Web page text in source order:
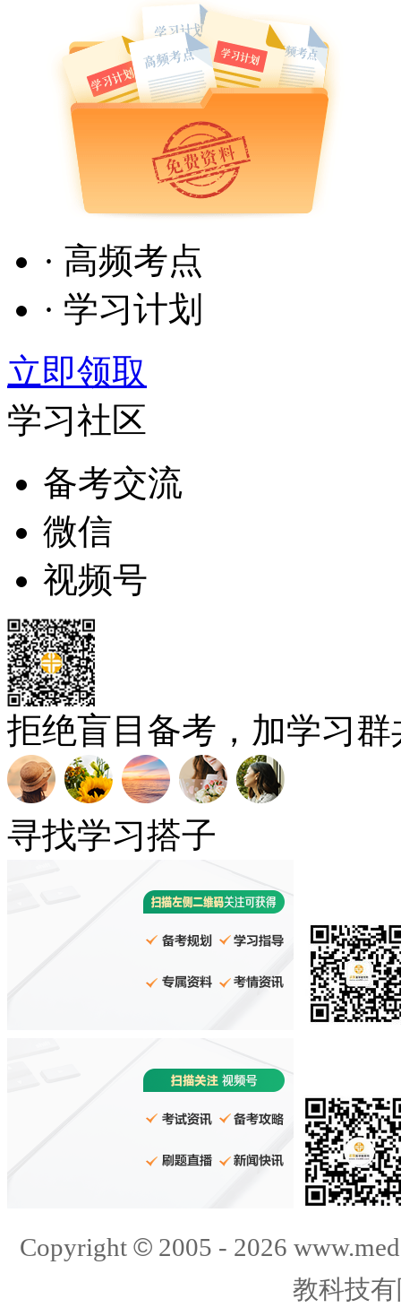
· 高频考点
· 学习计划
立即领取
学习社区
备考交流
微信
视频号
拒绝盲目备考，加学习
寻找学习搭子
Copyright ©2005 - 2026
教科技